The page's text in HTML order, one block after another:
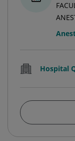
Hospital